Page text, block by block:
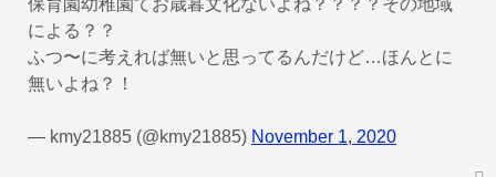
保育園幼稚園てお歳暮文化ないよね？？？？その地域
による？？
ふつ〜に考えれば無いと思ってるんだけど…ほんとに
無いよね？！
— kmy21885 (@kmy21885) November 1, 2020